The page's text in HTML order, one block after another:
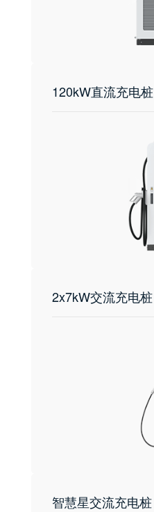
120kW直流充电桩
2x7kW交流充电桩
智慧星交流充电桩